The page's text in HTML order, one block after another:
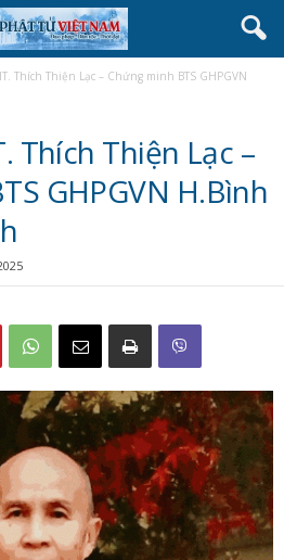
Thích Thiện Lạc – Chứng minh BTS GHPGVN
Thích Thiện Lạc –
GHPGVN H.Bình